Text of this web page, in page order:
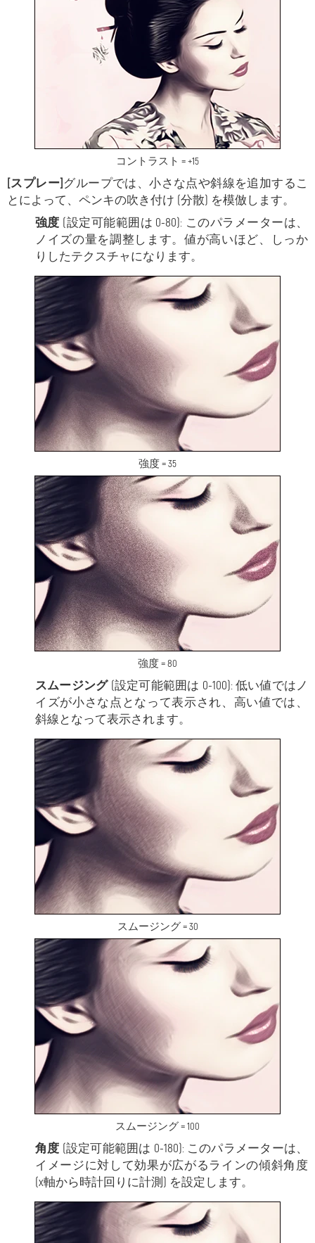
コントラスト = +15
[スプレー]グループでは、小さな点や斜線を追加するこ
とによって、ペンキの吹き付け (分散) を模倣します。
強度 (設定可能範囲は 0-80): このパラメーターは、
ノイズの量を調整します。値が高いほど、しっか
りしたテクスチャになります。
強度 = 35
強度 = 80
スムージング(設定可能範囲は 0-100): 低い値ではノ
イズが小さな点となって表示され、高い値では、
斜線となって表示されます。
スムージング = 30
スムージング = 100
角度 (設定可能範囲は 0-180): このパラメーターは、
イメージに対して効果が広がるラインの傾斜角度
(x軸から時計回りに計測) を設定します。